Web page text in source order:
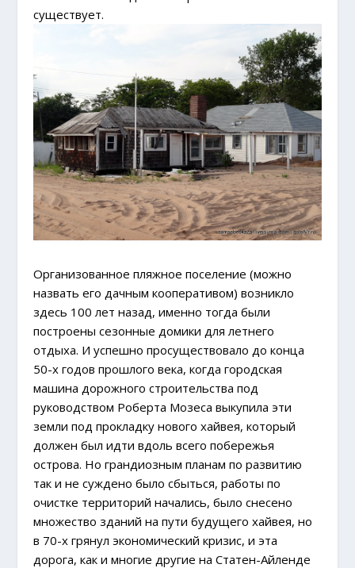
существует.
Организованное пляжное поселение (можно
назвать его дачным кооперативом) возникло
здесь 100 лет назад, именно тогда были
построены сезонные домики для летнего
отдыха. И успешно просуществовало до конца
50-х годов прошлого века, когда городская
машина дорожного строительства под
руководством Роберта Мозеса выкупила эти
земли под прокладку нового хайвея, который
должен был идти вдоль всего побережья
острова. Но грандиозным планам по развитию
так и не суждено было сбыться, работы по
очистке территорий начались, было снесено
множество зданий на пути будущего хайвея, но
в 70-х грянул экономический кризис, и эта
дорога, как и многие другие на Статен-Айленде